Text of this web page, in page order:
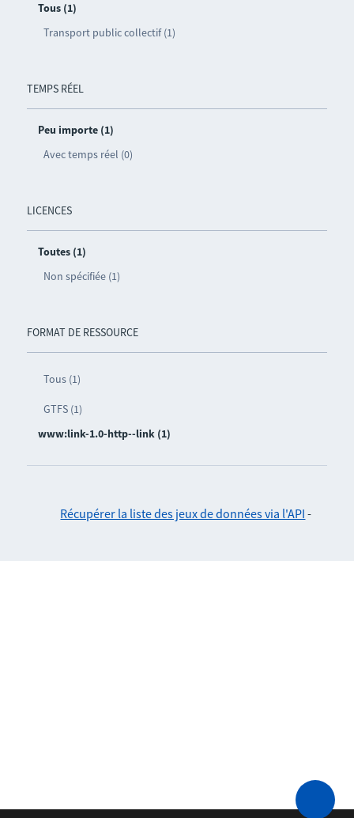
Tous (1)
Transport public collectif (1)
TEMPS RÉEL
Peu importe (1)
Avec temps réel (0)
LICENCES
Toutes (1)
Non spécifiée (1)
FORMAT DE RESSOURCE
Tous (1)
GTFS (1)
www:link-1.0-http--link (1)
Récupérer la liste des jeux de données via l'API -